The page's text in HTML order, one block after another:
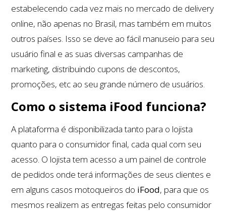
estabelecendo cada vez mais no mercado de delivery
online, não apenas no Brasil, mas também em muitos
outros países. Isso se deve ao fácil manuseio para seu
usuário final e as suas diversas campanhas de
marketing, distribuindo cupons de descontos,
promoções, etc ao seu grande número de usuários.
Como o sistema iFood funciona?
A plataforma é disponibilizada tanto para o lojista
quanto para o consumidor final, cada qual com seu
acesso. O lojista tem acesso a um painel de controle
de pedidos onde terá informações de seus clientes e
em alguns casos motoqueiros do iFood, para que os
mesmos realizem as entregas feitas pelo consumidor